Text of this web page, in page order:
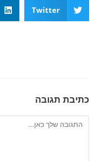
Twitter
כתיבת תגובה